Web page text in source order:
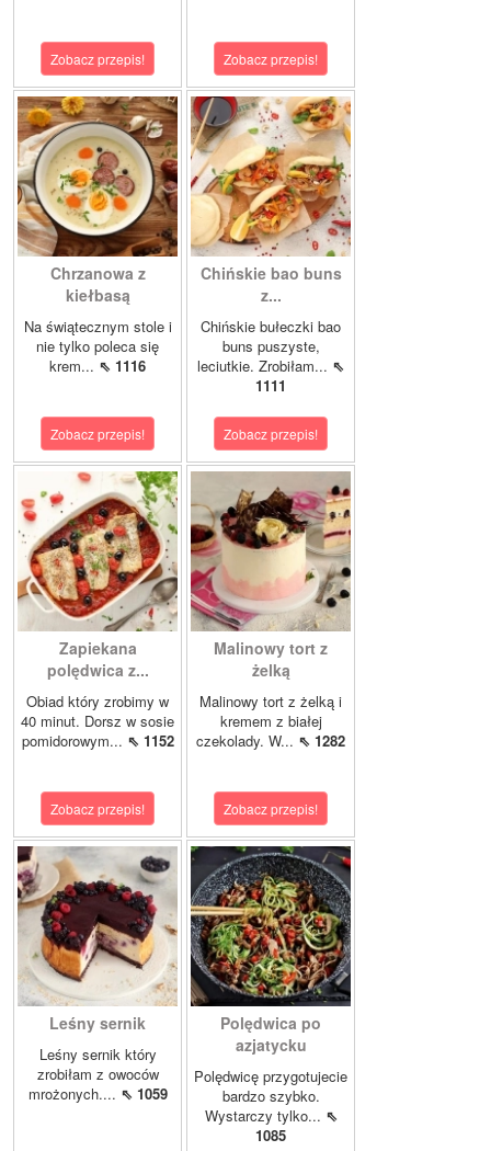
Zobacz przepis! Zobacz przepis!
Chrzanowa z
kiełbasą
Na świątecznym stole i
nie tylko poleca się
krem... ⇖ 1116
Zobacz przepis!
Chińskie bao buns
z...
Chińskie bułeczki bao
buns puszyste,
leciutkie. Zrobiłam... ⇖
1111
Zobacz przepis!
Zapiekana
polędwica z...
Obiad który zrobimy w
40 minut. Dorsz w sosie
pomidorowym... ⇖ 1152
Zobacz przepis!
Malinowy tort z
żelką
Malinowy tort z żelką i
kremem z białej
czekolady. W... ⇖ 1282
Zobacz przepis!
Leśny sernik
Leśny sernik który
zrobiłam z owoców
mrożonych.... ⇖ 1059
Polędwica po
azjatycku
Polędwicę przygotujecie
bardzo szybko.
Wystarczy tylko... ⇖
1085